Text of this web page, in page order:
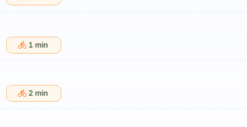
1 min
2 min